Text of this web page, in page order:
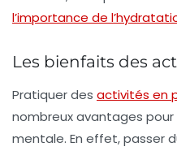
l’importance de
Les bienfaits des
Pratiquer des activités en
nombreux avantages
mentale. En effet, passer